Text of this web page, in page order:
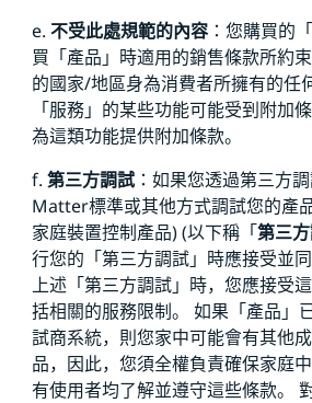
e. 不受此處規範的內容：您購買的
買「產品」時適用的銷售條款所約
的國家/地區身為消費者所擁有的任
「服務」的某些功能可能受到附加
為這類功能提供附加條款。
f. 第三方調試：如果您透過第三方
Matter標準或其他方式調試您的產
家庭裝置控制產品) (以下稱「第三
行您的「第三方調試」時應接受並
上述「第三方調試」時，您應接受
括相關的服務限制。 如果「產品」
試商系統，則您家中可能會有其他
品，因此，您須全權負責確保家庭
有使用者均了解並遵守這些條款。